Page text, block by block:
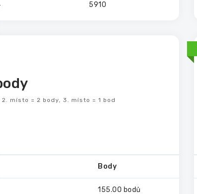
5910
2. místo = 2 body, 3. místo = 1 bod
Body
155.00 bodů